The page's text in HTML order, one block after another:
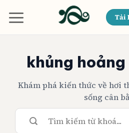
qua
Tải
khủng
Khám phá kiến thức về hơi
sống cân